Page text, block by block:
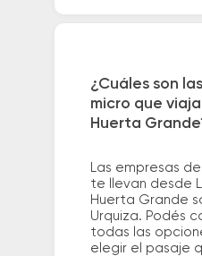
¿Cuáles son
micro que
Huerta
Las empresas
te llevan desde
Huerta Grande
Urquiza. Podés
todas las
elegir el pasaje